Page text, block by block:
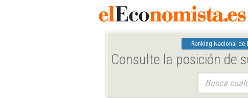
Ranking Nacional de
Consulte la posición de